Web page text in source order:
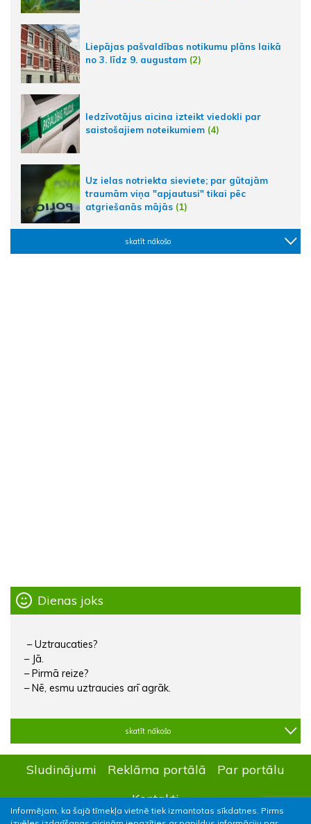
Informējam, ka šajā tīmekļa vietnē tiek izmantotas sīkdatnes. Pirms
Liepājas pašvaldības notikumu plāns laikā
no 3. līdz 9. augustam (2)
Iedzīvotājus aicina izteikt viedokli par
saistošajiem noteikumiem (4)
Uz ielas notriekta sieviete; par gūtajām
traumām viņa "apjautusi" tikai pēc
atgriešanās mājās (1)
skatīt nākošo
Dienas joks
– Uztraucaties?
– Jā.
– Pirmā reize?
– Nē, esmu uztraucies arī agrāk.
skatīt nākošo
Sludinājumi Reklāma portālā
Par portālu
Kontakti